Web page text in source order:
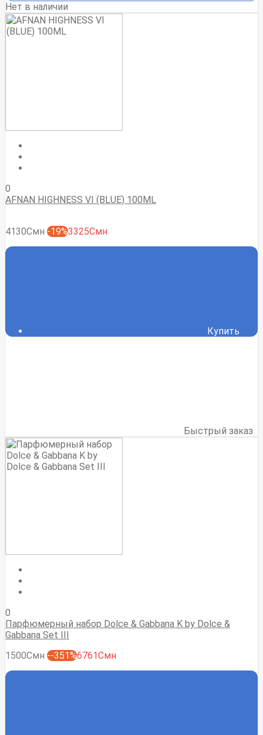
Нет в наличии
0
AFNAN HIGHNESS VI (BLUE) 100ML
4130Смн -19%3325Смн
Купить
Быстрый заказ
0
Парфюмерный набор Dolce & Gabbana K by Dolce &
Gabbana Set III
1500Смн --351%6761Смн